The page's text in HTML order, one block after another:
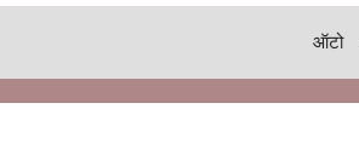
ऑटो